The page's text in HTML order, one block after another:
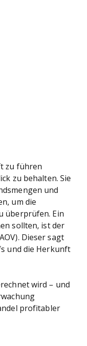
zu führen
zu behalten. Sie
und
um die
überprüfen. Ein
sollten, ist der
Dieser sagt
und die Herkunft
wird – und
profitabler